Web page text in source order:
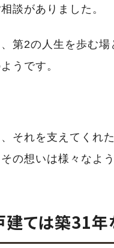
談がありました。
第2の人生を歩む
うです。
それを支えてくれ
の想いは様々なよう
建ては築31